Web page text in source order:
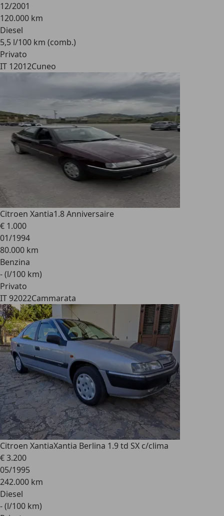
12/2001
120.000 km
Diesel
5,5 l/100 km (comb.)
Privato
IT 12012Cuneo
Citroen Xantia1.8 Anniversaire
€ 1.000
01/1994
80.000 km
Benzina
- (l/100 km)
Privato
IT 92022Cammarata
Citroen XantiaXantia Berlina 1.9 td SX c/clima
€ 3.200
05/1995
242.000 km
Diesel
- (l/100 km)